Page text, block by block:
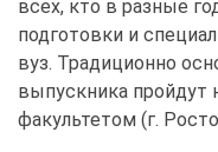
всех, кто в разные
подготовки и
вуз. Традиционно
выпускника пройдут
факультетом (г.